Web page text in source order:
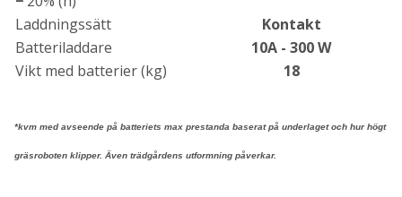
Laddningssätt
Kontakt
Batteriladdare
10A - 300 W
Vikt med batterier (kg)
18
*kvm med avseende på batteriets max prestanda baserat på underlaget och hur högt
gräsroboten klipper. Även trädgårdens utformning påverkar.